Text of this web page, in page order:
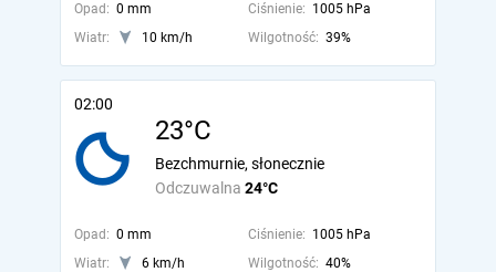
Opad: 0 mm Ciśnienie: 1005 hPa
Wiatr:
10 km/h Wilgotność: 39%
02:00
23°C
Odczuwalna 24°C
Bezchmurnie, słonecznie
Opad: 0 mm Ciśnienie: 1005 hPa
Wiatr:
6 km/h Wilgotność: 40%